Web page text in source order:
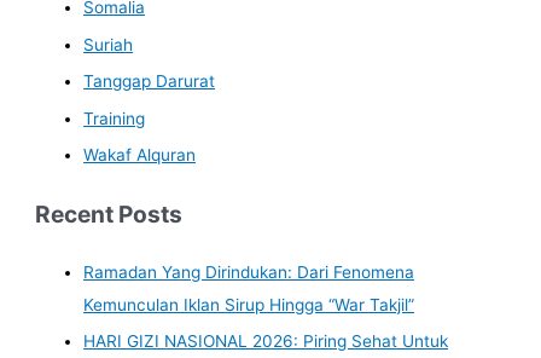
Somalia
Suriah
Tanggap Darurat
Training
Wakaf Alquran
Recent Posts
Ramadan Yang Dirindukan: Dari Fenomena
Kemunculan Iklan Sirup Hingga “War Takjil”
HARI GIZI NASIONAL 2026: Piring Sehat Untuk